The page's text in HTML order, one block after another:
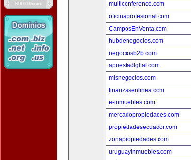
multiconference.com
oficinaprofesional.com
CamposEnVenta.com
hubdenegocios.com
negociosb2b.com
apuestadigital.com
misnegocios.com
finanzasenlinea.com
e-inmuebles.com
mercadopropiedades.com
propiedadesecuador.com
zonapropiedades.com
uruguayinmuebles.com